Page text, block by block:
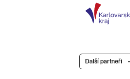
Další partneři